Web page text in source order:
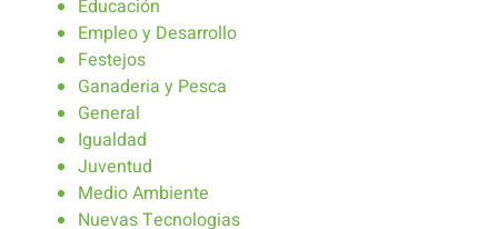
Educación
Empleo y Desarrollo
Festejos
Ganaderia y Pesca
General
Igualdad
Juventud
Medio Ambiente
Nuevas Tecnologias